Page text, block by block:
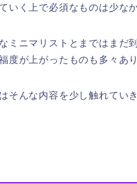
いく上で必須なものは少な
ミニマリストとまではまだ
度が上がったものも多々あ
そんな内容を少し触れてい